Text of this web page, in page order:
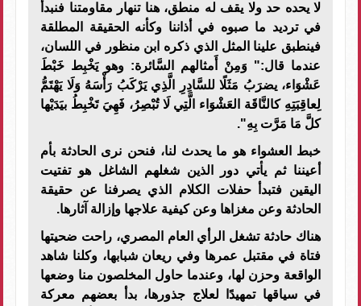
لا يحده حد ولا يقف له منطق، هنا تنهار مقاومتنا فنبدأ
في ترديد ما صبوه في أذاننا وكأنه الحقيقة المطلقة
فينطبق علينا المثل الذي ذكره ابن منظور في اللسان،
عندما قال:" وَمِنْ أَمثالهم السَّائرة: وهو يَخْبِط خَبْطَ
عَشْوَاء، يضرَبُ مَثَلًا للسَّادِرِ الَّذِي يَرْكَبُ رَأْسَهُ وَلَا يَهْتَمُّ
لِعاقِبَتِهِ كالنَّاقَة العَشْوَاء الَّتِي لَا تُبْصِرُ، فَهِيَ تَخْبِطُ بيَدَيْها
كلَّ مَا مَرَّت بِهِ".
خبط العشواء هو ما يحدث لنا، فنحن نرى الحادثة بأم
أعيننا ثم يأتي دور الذين شغلهم الشاغل هو تفتيت
اليقين فتبدأ حفلات الكلام الذي يصرفنا عن حقيقة
الحادثة وعن مغزاها وعن كيفية علاجها وإزالة آثارها.
هناك حادثة تشغل الرأي العام المصري، راحت ضحيتها
فتاة في مقتبل عمرها وفي ريعان شبابها، وكلنا شاهد
الواقعة وحزن لها، وعندما حاول المخلصون منا وضعها
في سياقها تمهيدًا لعلاج جذورها، بدأ بعضهم معركة